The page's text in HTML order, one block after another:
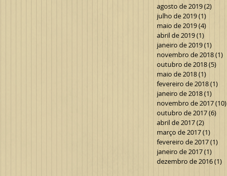
agosto de 2019(2)
julho de 2019(1)
maio de 2019(4)
abril de 2019(1)
janeiro de 2019(1)
novembro de 2018(1)
outubro de 2018(5)
maio de 2018(1)
fevereiro de 2018(1)
janeiro de 2018(1)
novembro de 2017(10)
outubro de 2017(6)
abril de 2017(2)
março de 2017(1)
fevereiro de 2017(1)
janeiro de 2017(1)
dezembro de 2016(1)